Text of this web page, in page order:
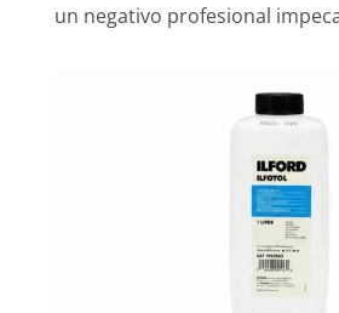
un negativo profesional